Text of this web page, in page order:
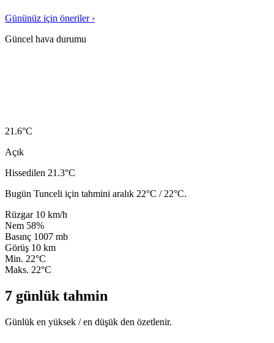
Gününüz için öneriler ›
Güncel hava durumu
21.6°C
Açık
Hissedilen 21.3°C
Bugün Tunceli için tahmini aralık 22°C / 22°C.
Rüzgar 10 km/h
Nem 58%
Basınç 1007 mb
Görüş 10 km
Min. 22°C
Maks. 22°C
7 günlük tahmin
Günlük en yüksek / en düşük den özetlenir.